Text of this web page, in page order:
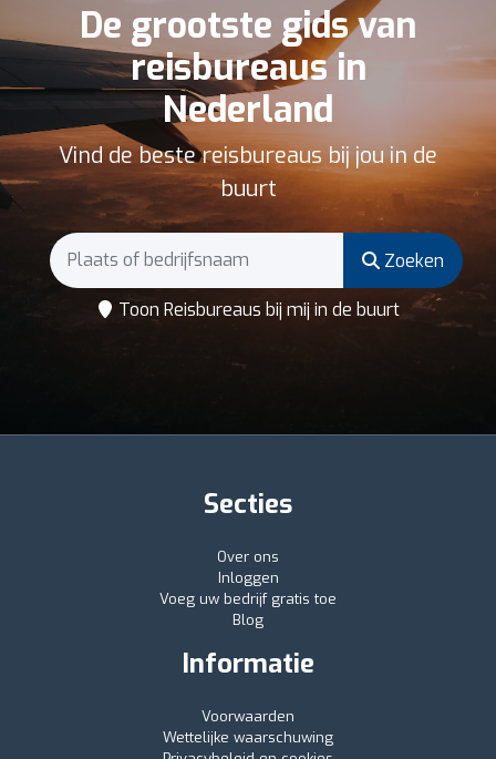
De grootste gids van
reisbureaus in
Nederland
Vind de beste reisbureaus bij jou in de
buurt
Zoeken
Toon Reisbureaus bij mij in de buurt
Secties
Over ons
Inloggen
Voeg uw bedrijf gratis toe
Blog
Informatie
Voorwaarden
Wettelijke waarschuwing